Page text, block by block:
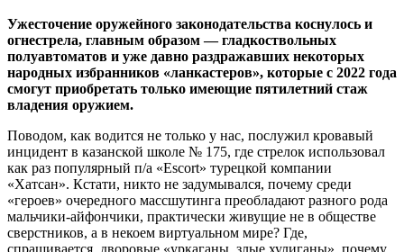
Ужесточение оружейного законодательства коснулось и
огнестрела, главным образом — гладкоствольных
полуавтоматов и уже давно раздражавших некоторых
народных избранников «ланкастеров», которые с 2022 года
смогут приобретать только имеющие пятилетний стаж
владения оружием.
Поводом, как водится не только у нас, послужил кровавый
инцидент в казанской школе № 175, где стрелок использовал
как раз популярный п/а «Escort» турецкой компании
«Хатсан». Кстати, никто не задумывался, почему среди
«героев» очередного массшутинга преобладают разного рода
мальчики-айфончики, практически живущие не в обществе
сверстников, а в некоем виртуальном мире? Где,